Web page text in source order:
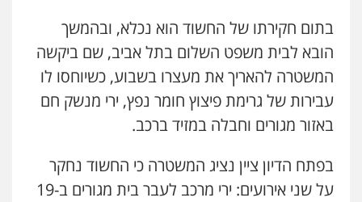
עו"ד זוהר ארבל
מעצרים וחקירות
קטינים
0538788878
עו"ד שלי גורביץ – לוי
משפט פלילי פשיעה חמורה
0544218336
בתום חקירתו של החשוד הוא נכלא, ובהמשך
הובא לבית משפט השלום בתל אביב, שם ביקשה
המשטרה להאריך את מעצרו בשבוע, כשיוחסו לו
עבירות של גרימת פיצוץ חומר נפץ, ירי מנשק חם
באזור מגורים וחבלה במזיד ברכב.
בפתח הדיון ציין נציג המשטרה כי החשוד נחקר
על שני אירועים: ירי מרכב לעבר בית מגורים ב-19